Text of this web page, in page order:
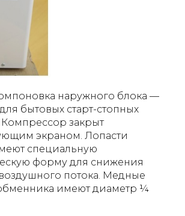
наружного блока —
бытовых старт-стопных
Компрессор закрыт
экраном. Лопасти
специальную
форму для снижения
потока. Медные
имеют диаметр ¼